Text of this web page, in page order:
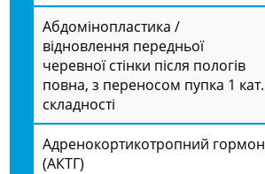
Абдомінопластика /
відновлення передньої
черевної стінки після пологів
повна, з переносом пупка 1 кат.
складності
Адренокортикотропний гормон
(АКТГ)